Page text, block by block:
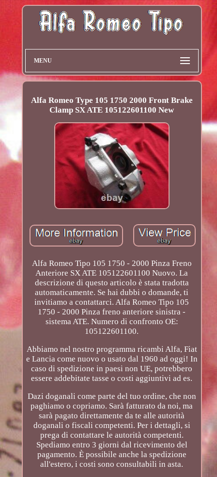
MENU
Alfa Romeo Type 105 1750 2000 Front Brake
Clamp SX ATE 105122601100 New
Alfa Romeo Tipo 105 1750 - 2000 Pinza Freno
Anteriore SX ATE 105122601100 Nuovo. La
descrizione di questo articolo è stata tradotta
automaticamente. Se hai dubbi o domande, ti
invitiamo a contattarci. Alfa Romeo Tipo 105
1750 - 2000 Pinza freno anteriore sinistra -
sistema ATE. Numero di confronto OE:
105122601100.
Abbiamo nel nostro programma ricambi Alfa, Fiat
e Lancia come nuovo o usato dal 1960 ad oggi! In
caso di spedizione in paesi non UE, potrebbero
essere addebitate tasse o costi aggiuntivi ad es.
Dazi doganali come parte del tuo ordine, che non
paghiamo o copriamo. Sarà fatturato da noi, ma
sarà pagato direttamente da te alle autorità
doganali o fiscali competenti. Per i dettagli, si
prega di contattare le autorità competenti.
Spediamo entro 3 giorni dal ricevimento del
pagamento. È possibile anche la spedizione
all'estero, i costi sono consultabili in asta.